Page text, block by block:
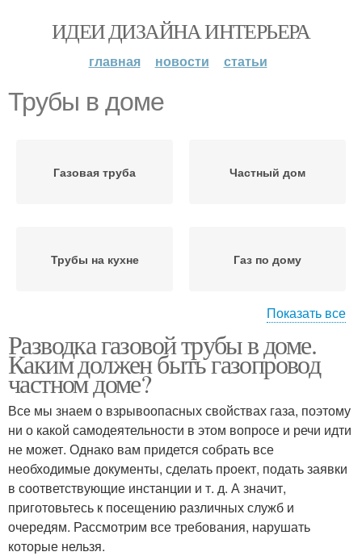
ИДЕИ ДИЗАЙНА ИНТЕРЬЕРА
главная новости статьи
Трубы в доме
Газовая труба Частный дом
Трубы на кухне Газ по дому
Трубы в частном доме Газ в частный дом
Показать все
Разводка газовой трубы в доме.
Каким должен быть газопровод
частном доме?
Все мы знаем о взрывоопасных свойствах газа, поэтому
ни о какой самодеятельности в этом вопросе и речи идти
не может. Однако вам придется собрать все
необходимые документы, сделать проект, подать заявки
в соответствующие инстанции и т. д. А значит,
приготовьтесь к посещению различных служб и
очередям. Рассмотрим все требования, нарушать
которые нельзя.